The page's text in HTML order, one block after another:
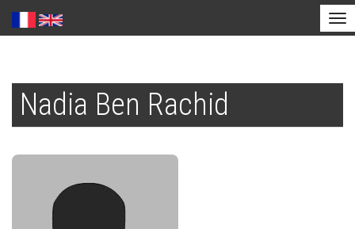
contenu
principal
Nadia Ben Rachid